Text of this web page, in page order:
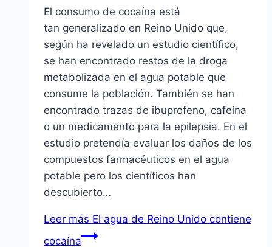
El consumo de cocaína está
tan generalizado en Reino Unido que,
según ha revelado un estudio científico,
se han encontrado restos de la droga
metabolizada en el agua potable que
consume la población. También se han
encontrado trazas de ibuprofeno, cafeína
o un medicamento para la epilepsia. En el
estudio pretendía evaluar los daños de los
compuestos farmacéuticos en el agua
potable pero los científicos han
descubierto…
Leer más El agua de Reino Unido contiene
cocaína